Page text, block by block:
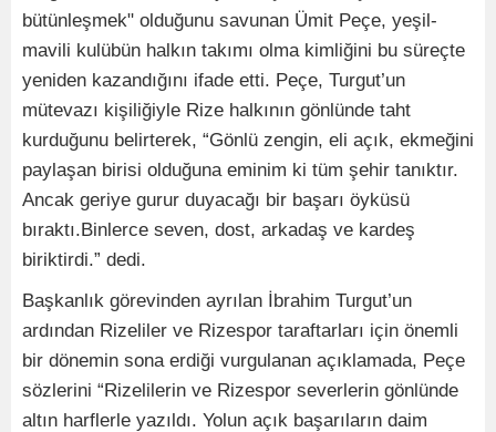
bütünleşmek" olduğunu savunan Ümit Peçe, yeşil-
mavili kulübün halkın takımı olma kimliğini bu süreçte
yeniden kazandığını ifade etti. Peçe, Turgut’un
mütevazı kişiliğiyle Rize halkının gönlünde taht
kurduğunu belirterek, “Gönlü zengin, eli açık, ekmeğini
paylaşan birisi olduğuna eminim ki tüm şehir tanıktır.
Ancak geriye gurur duyacağı bir başarı öyküsü
bıraktı.Binlerce seven, dost, arkadaş ve kardeş
biriktirdi.” dedi.
Başkanlık görevinden ayrılan İbrahim Turgut’un
ardından Rizeliler ve Rizespor taraftarları için önemli
bir dönemin sona erdiği vurgulanan açıklamada, Peçe
sözlerini “Rizelilerin ve Rizespor severlerin gönlünde
altın harflerle yazıldı. Yolun açık başarıların daim